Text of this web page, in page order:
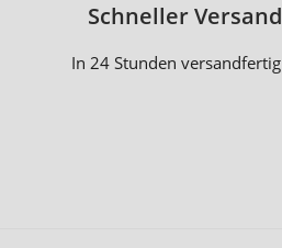
Schneller Versand
In 24 Stunden versandfertig